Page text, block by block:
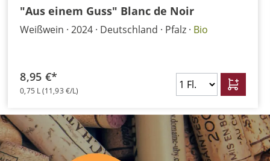
"Aus einem Guss" Blanc de Noir
Weißwein 2024 Deutschland Pfalz Bio
8,95 €*
0,75 L(11,93 €/L)